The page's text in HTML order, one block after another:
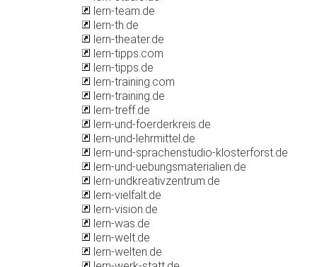
lern-team.de
lern-th.de
lern-theater.de
lern-tipps.com
lern-tipps.de
lern-training.com
lern-training.de
lern-treff.de
lern-und-foerderkreis.de
lern-und-lehrmittel.de
lern-und-sprachenstudio-klosterforst.de
lern-und-uebungsmaterialien.de
lern-undkreativzentrum.de
lern-vielfalt.de
lern-vision.de
lern-was.de
lern-welt.de
lern-welten.de